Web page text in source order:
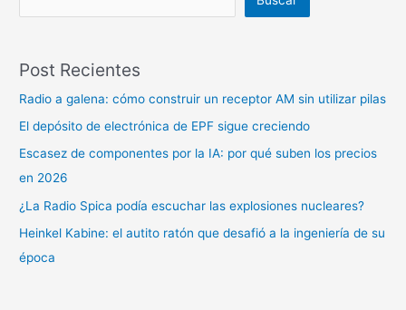
Post Recientes
Radio a galena: cómo construir un receptor AM sin utilizar pilas
El depósito de electrónica de EPF sigue creciendo
Escasez de componentes por la IA: por qué suben los precios
en 2026
¿La Radio Spica podía escuchar las explosiones nucleares?
Heinkel Kabine: el autito ratón que desafió a la ingeniería de su
época